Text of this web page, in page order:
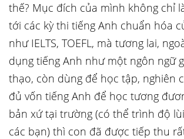
thế? Mục đích của mình không chỉ
tới các kỳ thi tiếng Anh chuẩn hóa
như IELTS, TOEFL, mà tương lai,
dụng tiếng Anh như một ngôn ngữ
thạo, còn dùng để học tập, nghiên
đủ vốn tiếng Anh để học tương
bản xứ tại trường (có thể trình độ
các bạn) thì con đã được tiếp thu